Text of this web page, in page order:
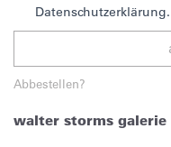
Datenschutzerklärung.
Abbestellen?
walter storms galerie